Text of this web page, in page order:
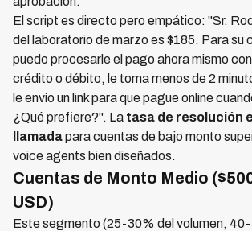
El script es directo pero empático: "Sr.
del laboratorio de marzo es $185. Para su
puedo procesarle el pago ahora mismo
crédito o débito, le toma menos de 2
le envío un link para que pague online
¿Qué prefiere?". La tasa de resolución
llamadapara cuentas de bajo monto
voice agents bien diseñados.
Cuentas de Monto Medio
USD)
Este segmento (25-30% del volumen,